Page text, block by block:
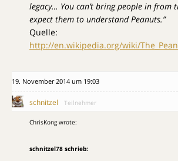
legacy… You can’t bring people in from
expect them to understand Peanuts.”
Quelle:
http://en.wikipedia.org/wiki/
19. November 2014 um 19:03
schnitzel Teilnehmer
ChrisKong wrote:
schnitzel78 schrieb: